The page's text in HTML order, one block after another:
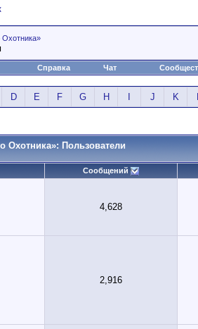
Справка Чат
D E F G H J K
Охотника»: Пользователи
Сообщений
4,628
2,916